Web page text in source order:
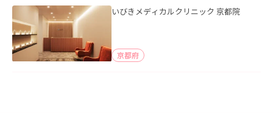
いびきメディカルクリニック 京都院
京都府